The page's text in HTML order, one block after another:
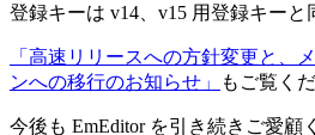
登録キーは v14、v15 用登録キーと
「高速リリースへの方針変更と、
ンへの移行のお知らせ」
もご覧く
今後も EmEditor を引き続きご愛顧